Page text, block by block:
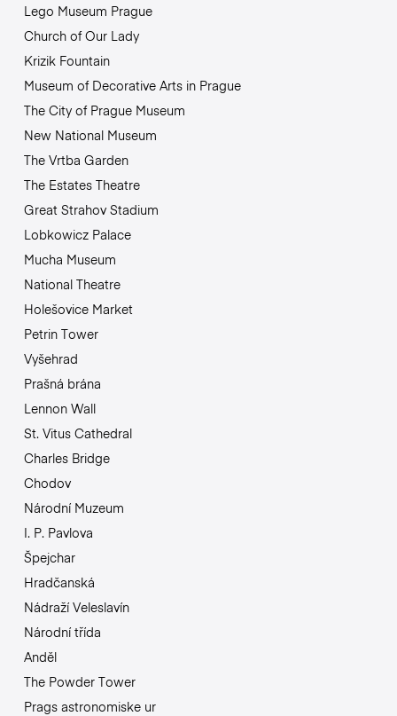
Lego Museum Prague
Church of Our Lady
Krizik Fountain
Museum of Decorative Arts in Prague
The City of Prague Museum
New National Museum
The Vrtba Garden
The Estates Theatre
Great Strahov Stadium
Lobkowicz Palace
Mucha Museum
National Theatre
Holešovice Market
Petrin Tower
Vyšehrad
Prašná brána
Lennon Wall
St. Vitus Cathedral
Charles Bridge
Chodov
Národní Muzeum
I. P. Pavlova
Špejchar
Hradčanská
Nádraží Veleslavín
Národní třída
Anděl
The Powder Tower
Prags astronomiske ur